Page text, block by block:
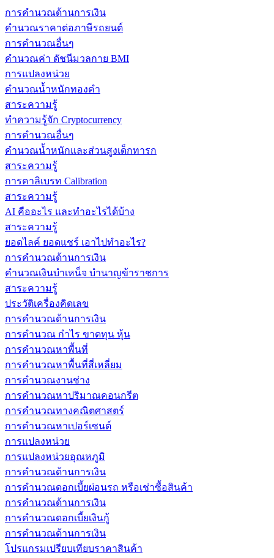
การคำนวณด้านการเงิน
คำนวณราคาต่อภาษีรถยนต์
การคำนวณอื่นๆ
คำนวณค่า ดัชนีมวลกาย BMI
การแปลงหน่วย
คำนวณน้ำหนักทองคำ
สาระความรู้
ทำความรู้จัก Cryptocurrency
การคำนวณอื่นๆ
คำนวณน้ำหนักและส่วนสูงเด็กทารก
สาระความรู้
การคาลิเบรท Calibration
สาระความรู้
AI คืออะไร และทำอะไรได้บ้าง
สาระความรู้
ยอดไลค์ ยอดแชร์ เอาไปทำอะไร?
การคำนวณด้านการเงิน
คำนวณเงินบำเหน็จ บำนาญข้าราชการ
สาระความรู้
ประวัติเครื่องคิดเลข
การคำนวณด้านการเงิน
การคำนวณ กำไร ขาดทุน หุ้น
การคำนวณหาพื้นที่
การคำนวณหาพื้นที่สี่เหลี่ยม
การคำนวณงานช่าง
การคำนวณหาปริมาณคอนกรีต
การคำนวณทางคณิตศาสตร์
การคำนวณหาเปอร์เซนต์
การแปลงหน่วย
การแปลงหน่วยอุณหภูมิ
การคำนวณด้านการเงิน
การคำนวณดอกเบี้ยผ่อนรถ หรือเช่าซื้อสินค้า
การคำนวณด้านการเงิน
การคำนวณดอกเบี้ยเงินกู้
การคำนวณด้านการเงิน
โปรแกรมเปรียบเทียบราคาสินค้า